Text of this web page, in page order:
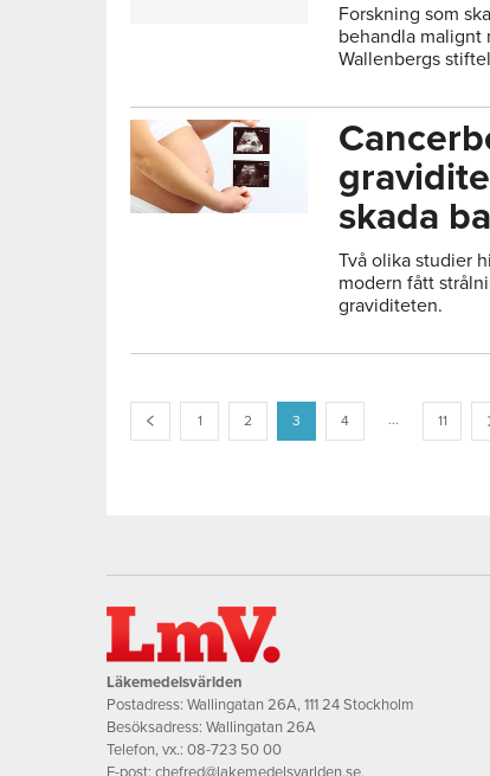
Forskning som
behandla malignt
Wallenbergs
skada
Två olika studier
modern fått
graviditeten.
1 2 3 4 ... 11
Läkemedelsvärlden
Postadress: Wallingatan 26A, 111 24 Stockholm
Besöksadress: Wallingatan 26A
Telefon, vx.: 08-723 50 00
E-post: chefred@lakemedelsvarlden.se,